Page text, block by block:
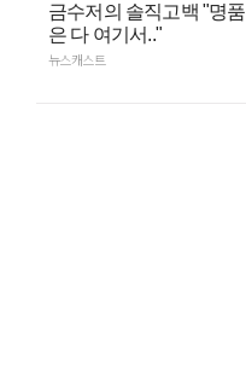
금수저의 솔직고백 "명품
은 다 여기서.."
뉴스캐스트